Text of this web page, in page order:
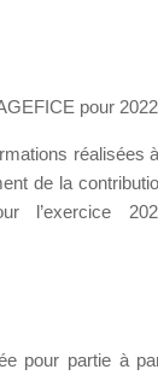
pour
réalisées
de la
l’exercice
pour partie à